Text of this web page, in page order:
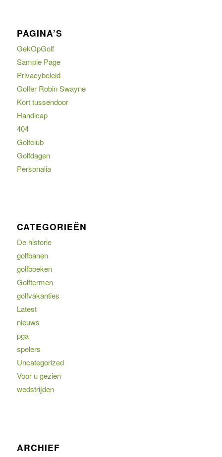
PAGINA’S
GekOpGolf
Sample Page
Privacybeleid
Golfer Robin Swayne
Kort tussendoor
Handicap
404
Golfclub
Golfdagen
Personalia
CATEGORIEËN
De historie
golfbanen
golfboeken
Golftermen
golfvakanties
Latest
nieuws
pga
spelers
Uncategorized
Voor u gezien
wedstrijden
ARCHIEF